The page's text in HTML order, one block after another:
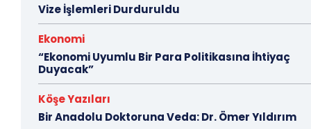
Vize İşlemleri Durduruldu
Ekonomi
“Ekonomi Uyumlu Bir Para Politikasına İhtiyaç
Duyacak”
Köşe Yazıları
Bir Anadolu Doktoruna Veda: Dr. Ömer Yıldırım